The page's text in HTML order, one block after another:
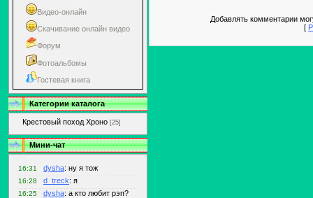
Видео-онлайн
Скачивание онлайн видео
Форум
Фотоальбомы
Гостевая книга
Категории каталога
Крестовый поход Хроно [25]
Мини-чат
Добавлять комментарии
[